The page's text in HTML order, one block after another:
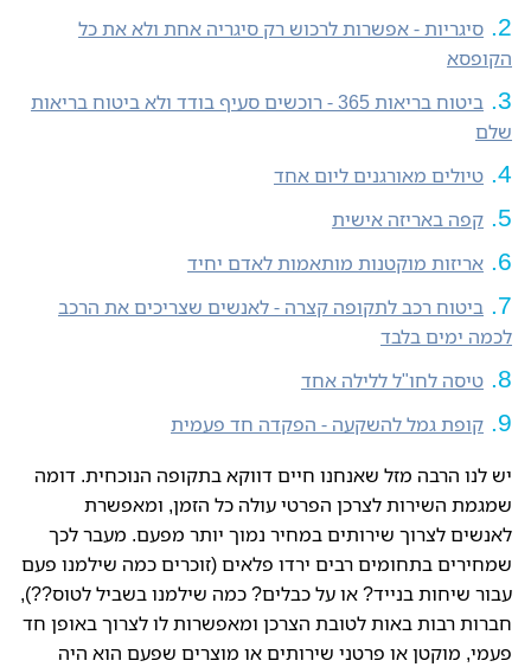
סיגריות - אפשרות לרכוש רק סיגריה אחת ולא את כל
הקופסא
ביטוח בריאות 365 - רוכשים סעיף בודד ולא ביטוח בריאות
שלם
טיולים מאורגנים ליום אחד
קפה באריזה אישית
אריזות מוקטנות מותאמות לאדם יחיד
ביטוח רכב לתקופה קצרה - לאנשים שצריכים את הרכב
לכמה ימים בלבד
טיסה לחו"ל ללילה אחד
קופת גמל להשקעה - הפקדה חד פעמית
יש לנו הרבה מזל שאנחנו חיים דווקא בתקופה הנוכחית. דומה
שמגמת השירות לצרכן הפרטי עולה כל הזמן, ומאפשרת
לאנשים לצרוך שירותים במחיר נמוך יותר מפעם. מעבר לכך
שמחירים בתחומים רבים ירדו פלאים (זוכרים כמה שילמנו פעם
עבור שיחות בנייד? או על כבלים? כמה שילמנו בשביל לטוס??),
חברות רבות באות לטובת הצרכן ומאפשרות לו לצרוך באופן חד
פעמי, מוקטן או פרטני שירותים או מוצרים שפעם הוא היה